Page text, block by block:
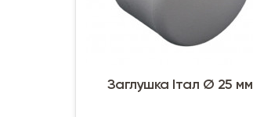
Заглушка Італ Ø 25 мм